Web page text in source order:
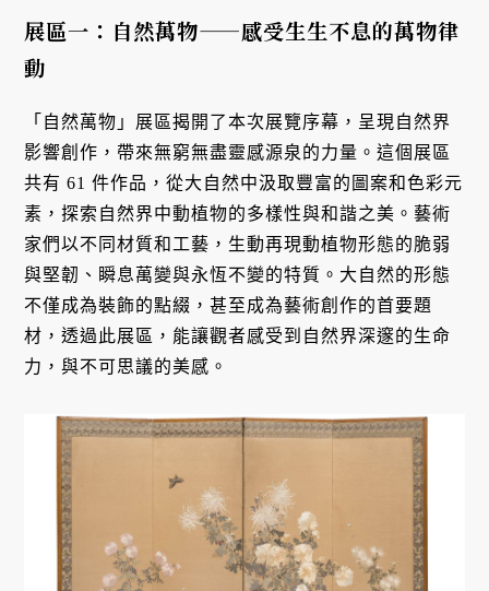
展區一：自然萬物——感受生生不息的萬物律
動
「自然萬物」展區揭開了本次展覽序幕，呈現自然界
影響創作，帶來無窮無盡靈感源泉的力量。這個展區
共有 61 件作品，從大自然中汲取豐富的圖案和色彩元
素，探索自然界中動植物的多樣性與和諧之美。藝術
家們以不同材質和工藝，生動再現動植物形態的脆弱
與堅韌、瞬息萬變與永恆不變的特質。大自然的形態
不僅成為裝飾的點綴，甚至成為藝術創作的首要題
材，透過此展區，能讓觀者感受到自然界深邃的生命
力，與不可思議的美感。